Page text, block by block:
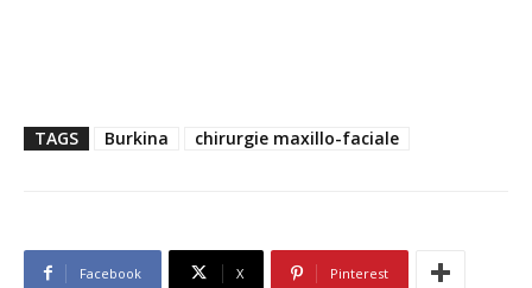
TAGS Burkina chirurgie maxillo-faciale
Facebook X Pinterest